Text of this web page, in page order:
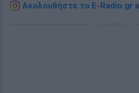
Ακολουθήστε το E-Radio.gr